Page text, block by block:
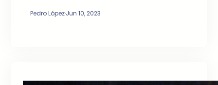
Pedro López·Jun 10, 2023